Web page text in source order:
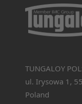
TUNGALOY
ul. Irysowa 1,
Poland